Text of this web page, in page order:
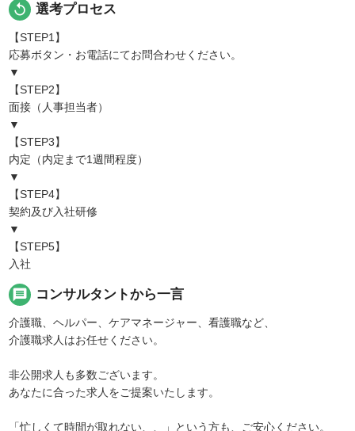
replay 選考プロセス
【STEP1】
応募ボタン・お電話にてお問合わせください。
▼
【STEP2】
面接（人事担当者）
▼
【STEP3】
内定（内定まで1週間程度）
▼
【STEP4】
契約及び入社研修
▼
【STEP5】
入社
message コンサルタントから一言
介護職、ヘルパー、ケアマネージャー、看護職など、
介護職求人はお任せください。
非公開求人も多数ございます。
あなたに合った求人をご提案いたします。
「忙しくて時間が取れない、、」という方も、ご安心ください。